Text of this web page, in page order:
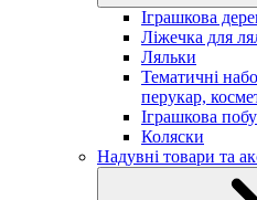
Іграшкова
Ліжечка для
Ляльки
Тематичні
перукар,
Іграшкова
Коляски
Надувні товари та